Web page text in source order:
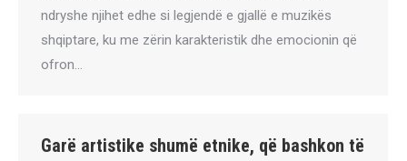
ndryshe njihet edhe si legjendë e gjallë e muzikës
shqiptare, ku me zërin karakteristik dhe emocionin që
ofron…
Garë artistike shumë etnike, që bashkon të